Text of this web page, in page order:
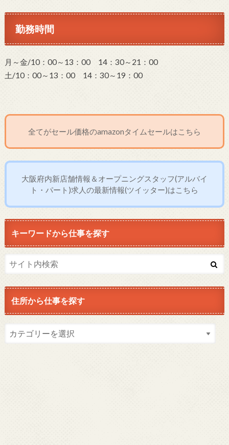
勤務時間
月～金/10：00～13：00 14：30～21：00
土/10：00～13：00 14：30～19：00
全てがセール価格のamazonタイムセールはこちら
大阪府内新店舗情報＆オープニングスタッフ(アルバイ
ト・パート)求人の最新情報(ツイッター)はこちら
キーワードから仕事を探す
住所から仕事を探す